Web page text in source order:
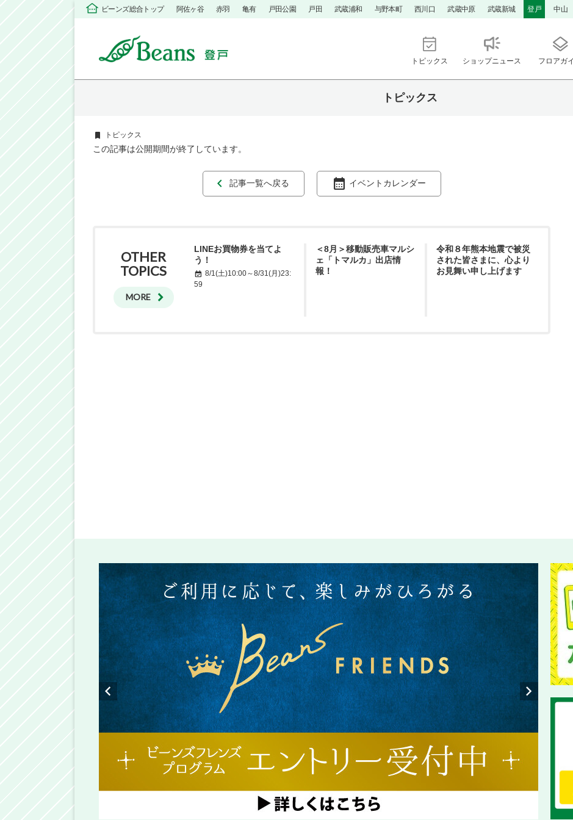
ビーンズ総合トップ 阿佐ヶ谷 赤羽 亀有 戸田公園 戸田 武蔵浦和 与野本町 西川口 武蔵中原 武蔵新城 登戸 中山
トピックス ショップニュース フロアガ
トピックス
トピックス
この記事は公開期間が終了しています。
記事一覧へ戻る イベントカレンダー
OTHER
TOPICS
MORE
LINEお買物券を当てよ
う！
8/1(土)10:00～8/31(月)23:
59
＜8月＞移動販売車マルシ
ェ「トマルカ」出店情
報！
令和８年熊本地震で被災
された皆さまに、心より
お見舞い申し上げます